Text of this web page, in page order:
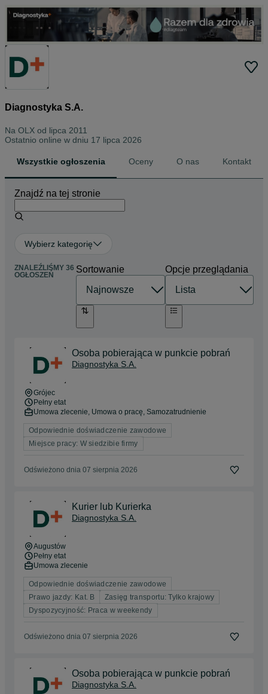
Diagnostyka S.A.
Na OLX od lipca 2011
Ostatnio online w dniu 17 lipca 2026
Wszystkie ogłoszenia Oceny O nas Kontakt
Znajdź na tej stronie
Wybierz kategorię
ZNALEŹLIŚMY 36
OGŁOSZEŃ
Sortowanie Opcje przeglądania
Osoba pobierająca w punkcie pobrań
Diagnostyka S.A.
Grójec
Pełny etat
Umowa zlecenie, Umowa o pracę, Samozatrudnienie
Odpowiednie doświadczenie zawodowe
Miejsce pracy: W siedzibie firmy
Odświeżono dnia 07 sierpnia 2026
Kurier lub Kurierka
Diagnostyka S.A.
Augustów
Pełny etat
Umowa zlecenie
Odpowiednie doświadczenie zawodowe
Prawo jazdy: Kat. B
Zasięg transportu: Tylko krajowy
Dyspozycyjność: Praca w weekendy
Odświeżono dnia 07 sierpnia 2026
Osoba pobierająca w punkcie pobrań
Diagnostyka S.A.